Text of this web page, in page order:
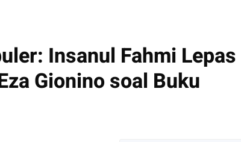
Insanul Fahmi Lepas
Gionino soal Buku